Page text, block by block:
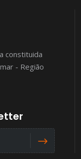
constituida
- Região